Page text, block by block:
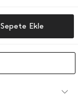
Sepete Ekle